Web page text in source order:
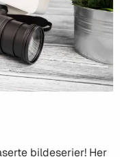
bildeserier! Her